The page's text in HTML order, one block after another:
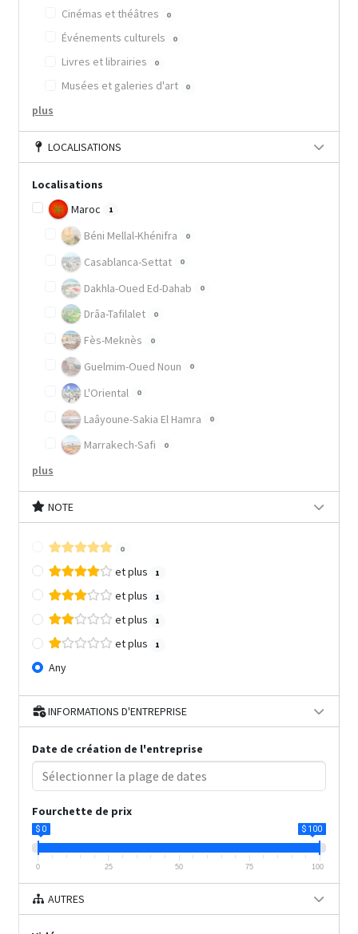
Cinémas et théâtres 0
Événements culturels 0
Livres et librairies 0
Musées et galeries d'art 0
plus
LOCALISATIONS
Localisations
Maroc
1
Béni Mellal-Khénifra 0
Casablanca-Settat 0
Dakhla-Oued Ed-Dahab 0
Drâa-Tafilalet 0
Fès-Meknès 0
Guelmim-Oued Noun 0
L'Oriental 0
Laâyoune-Sakia El Hamra 0
Marrakech-Safi 0
plus
NOTE
0
et plus 1
et plus 1
et plus 1
et plus 1
Any
INFORMATIONS D'ENTREPRISE
Date de création de l'entreprise
Fourchette de prix
$ 0 $ 100
0 25 50 75 100
AUTRES